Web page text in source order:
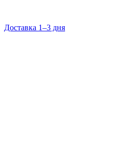
Доставка 1–3 дня